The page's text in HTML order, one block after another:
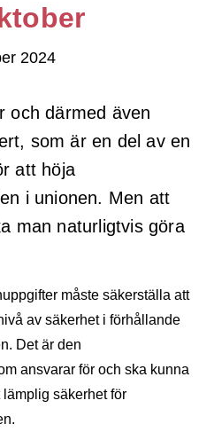
2024
och därmed även
som är en del av en
att höja
i unionen. Men att
man naturligtvis göra
måste säkerställa att
av säkerhet i förhållande
Det är den
ansvarar för och ska kunna
säkerhet för